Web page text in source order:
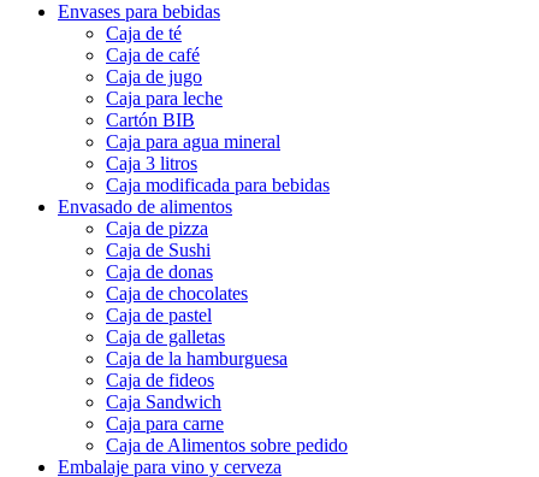
Envases para bebidas
Caja de té
Caja de café
Caja de jugo
Caja para leche
Cartón BIB
Caja para agua mineral
Caja 3 litros
Caja modificada para bebidas
Envasado de alimentos
Caja de pizza
Caja de Sushi
Caja de donas
Caja de chocolates
Caja de pastel
Caja de galletas
Caja de la hamburguesa
Caja de fideos
Caja Sandwich
Caja para carne
Caja de Alimentos sobre pedido
Embalaje para vino y cerveza